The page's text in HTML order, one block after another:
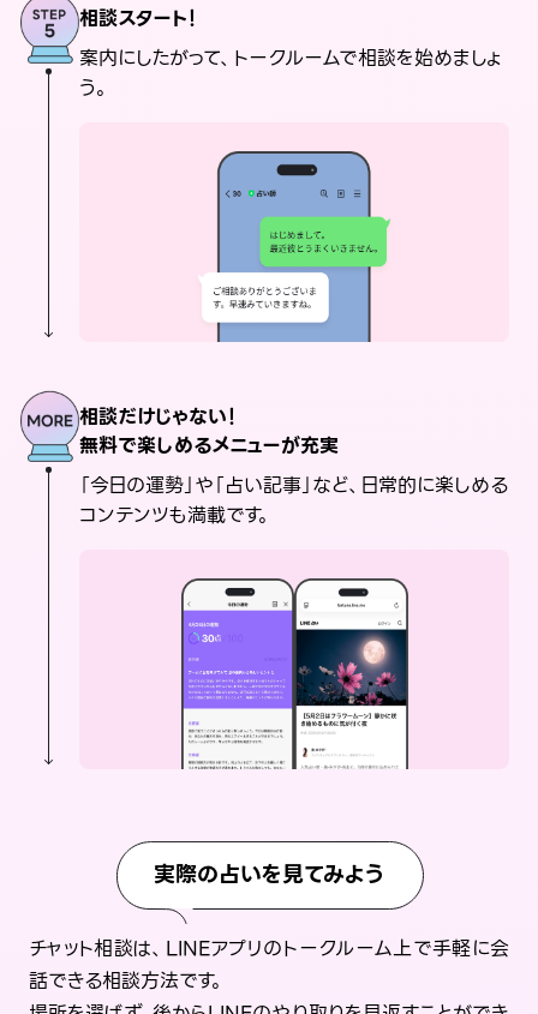
相談スタート！
案内にしたがって、トークルームで相談を始めましょ
う。
相談だけじゃない！
無料で楽しめるメニューが充実
「今日の運勢」や「占い記事」など、日常的に楽しめる
コンテンツも満載です。
実際の占いを見てみよう
チャット相談は、LINEアプリのトークルーム上で手軽に会
話できる相談方法です。